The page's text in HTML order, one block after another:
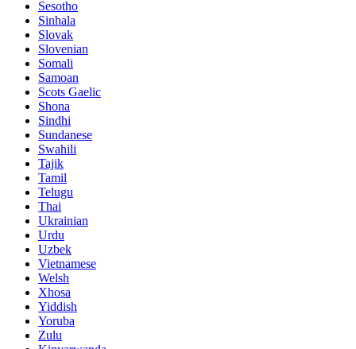
Sesotho
Sinhala
Slovak
Slovenian
Somali
Samoan
Scots Gaelic
Shona
Sindhi
Sundanese
Swahili
Tajik
Tamil
Telugu
Thai
Ukrainian
Urdu
Uzbek
Vietnamese
Welsh
Xhosa
Yiddish
Yoruba
Zulu